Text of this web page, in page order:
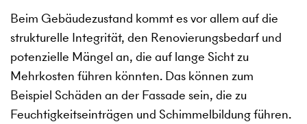
Beim Gebäudezustand kommt es vor allem auf die
strukturelle Integrität, den Renovierungsbedarf und
potenzielle Mängel an, die auf lange Sicht zu
Mehrkosten führen könnten. Das können zum
Beispiel Schäden an der Fassade sein, die zu
Feuchtigkeitseinträgen und Schimmelbildung führen.